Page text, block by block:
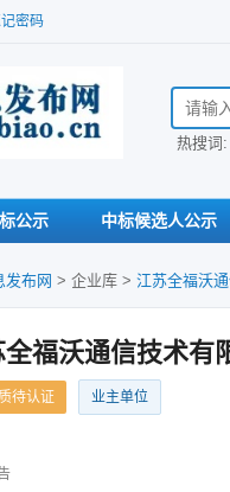
密码
搜索招
热搜词:
公示 中标候选人公示
发布网 > 企业库 > 江苏全福沃
全福沃通信技术有
待认证 业主单位